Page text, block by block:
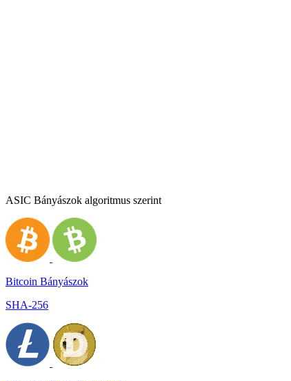
ASIC Bányászok algoritmus szerint
Bitcoin Bányászok
SHA-256